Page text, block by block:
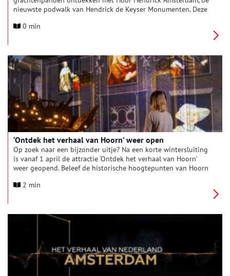
nieuwste podwalk van Hendrick de Keyser Monumenten. Deze
monumenten in de stad en onthult de verhalen achter de
0 min
‘Ontdek het verhaal van Hoorn’ weer open
Op zoek naar een bijzonder uitje? Na een korte wintersluiting
is vanaf 1 april de attractie ‘Ontdek het verhaal van Hoorn’
weer geopend. Beleef de historische hoogtepunten van Hoorn
Statenpoort aan de Nieuwstraat komt de Hoornse geschiedenis
binnenstad. Hét inspirerende startpunt voor je ontdekking van
2 min